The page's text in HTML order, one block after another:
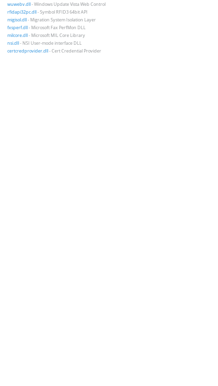
wuwebv.dll- Windows Update Vista Web Control
rfidapi32pc.dll- Symbol RFID3 64bit API
migisol.dll- Migration System Isolation Layer
fxsperf.dll- Microsoft Fax PerfMon DLL
milcore.dll- Microsoft MIL Core Library
nsi.dll- NSI User-mode interface DLL
certcredprovider.dll- Cert Credential Provider